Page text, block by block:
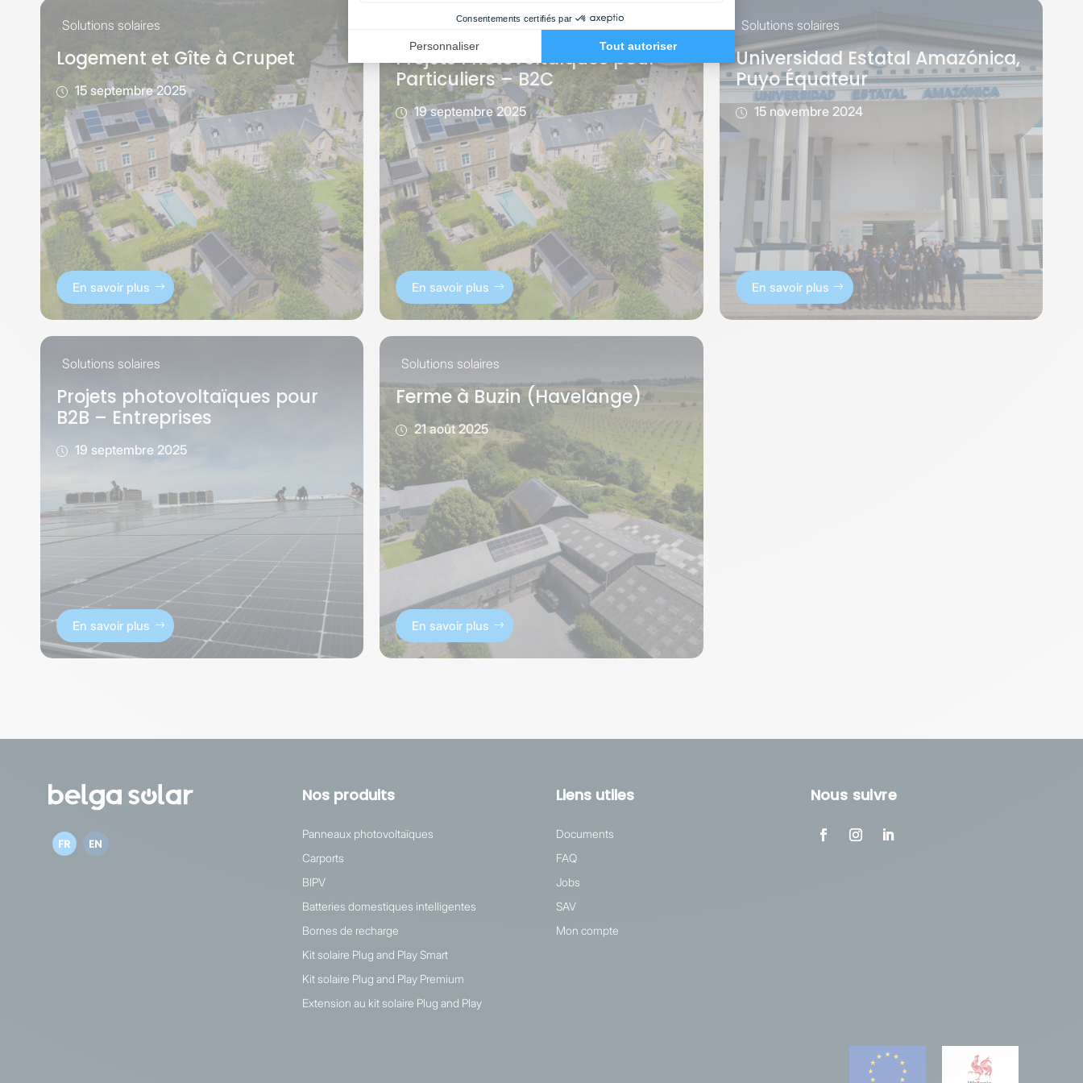
Solutions solaires
Logement et Gîte à Crupet
15 septembre 2025
En savoir plus
Solutions solaires
Projets Photovoltaïques pour
Particuliers – B2C
19 septembre 2025
En savoir plus
Solutions solaires
Universidad Estatal Amazónica,
Puyo Équateur
15 novembre 2024
En savoir plus
Solutions solaires
Projets photovoltaïques pour
B2B – Entreprises
19 septembre 2025
En savoir plus
Solutions solaires
Ferme à Buzin (Havelange)
21 août 2025
En savoir plus
FR EN
Nos produits
Panneaux photovoltaïques
Carports
BIPV
Batteries domestiques intelligentes
Bornes de recharge
Kit solaire Plug and Play Smart
Kit solaire Plug and Play Premium
Extension au kit solaire Plug and Play
Liens utiles
Documents
FAQ
Jobs
SAV
Mon compte
Nous suivre